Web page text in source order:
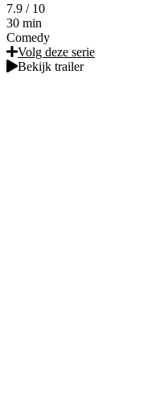
7.9 / 10
30 min
Comedy
Volg deze serie
Bekijk trailer